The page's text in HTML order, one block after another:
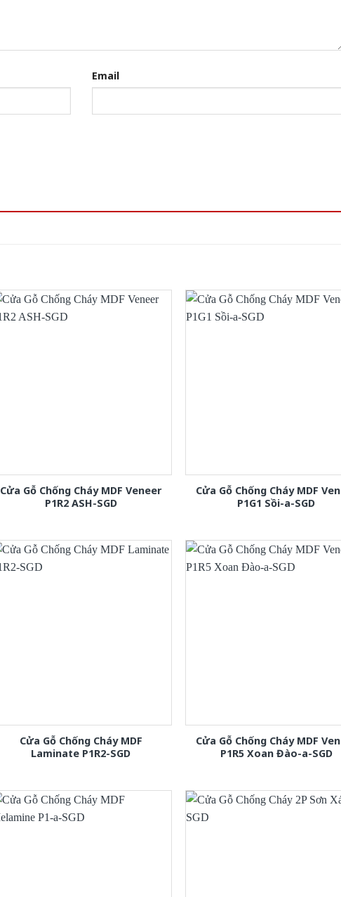
Email
Cửa Gỗ Chống Cháy MDF Veneer
P1R2 ASH-SGD
Cửa Gỗ Chống Cháy MDF
P1G1 Sồi-a-SGD
Cửa Gỗ Chống Cháy MDF
Laminate P1R2-SGD
Cửa Gỗ Chống Cháy MDF
P1R5 Xoan Đào-a-SGD